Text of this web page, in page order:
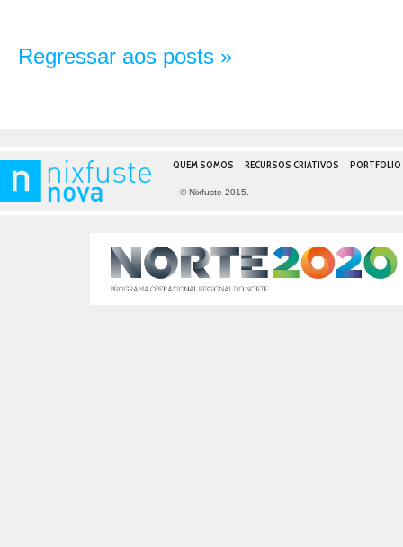
Regressar aos posts »
QUEM SOMOS RECURSOS CRIATIVOS PORTFOLIO
© Nixfuste 2015.